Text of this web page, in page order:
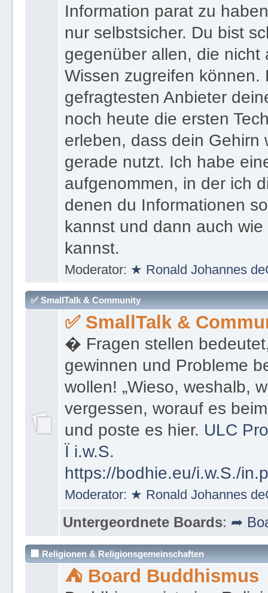
Information parat zu
nur selbstsicher. Du bist
gegenüber allen, die nicht
Wissen zugreifen können.
gefragtesten Anbieter
noch heute die ersten
erleben, dass dein Gehirn
gerade nutzt. Ich habe
aufgenommen, in der ich
denen du Informationen
kannst und dann auch
kannst.
Moderator: ★ Ronald Johannes
✅ SmallTalk & Community
✅ SmallTalk &
� Fragen stellen
gewinnen und Probleme
wollen! „Wieso, weshalb,
vergessen, worauf es
und poste es hier. ULC
Ï i.w.S.
https://bodhie.eu/i.w.S./
Moderator: ★ Ronald Johannes
Untergeordnete Boards: ➦
🏢 Religionen & Religionsgemeinschaften
⛺ Board Buddhismus